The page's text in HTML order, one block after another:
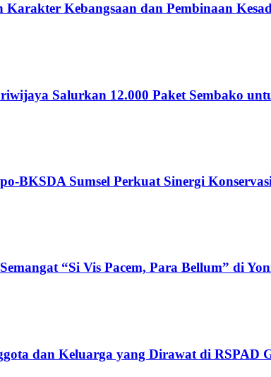
Kebangsaan dan Pembinaan
Salurkan 12.000 Paket Sembako
BKSDA Sumsel Perkuat Sinergi
“Si Vis Pacem, Para Bellum” di
dan Keluarga yang Dirawat di RSPAD